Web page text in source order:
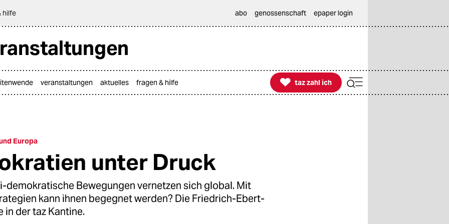
hilfe abo genossenschaft epaper login
veranstaltungen aktuelles fragen & hilfe 
taz zahl ich
taz zahl ich
Europa
unter Druck
demokratische Bewegungen vernetzen sich global. Mit
kann ihnen begegnet werden? Die Friedrich-Ebert-
in der taz Kantine.